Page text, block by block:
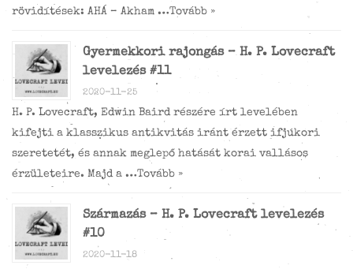
rövidítések: AHÁ – Akham …Tovább »
Gyermekkori rajongás – H. P. Lovecraft
levelezés #11
2020-11-25
H. P. Lovecraft, Edwin Baird részére írt levelében
kifejti a klasszikus antikvitás iránt érzett ifjúkori
szeretetét, és annak meglepő hatását korai vallásos
érzületeire. Majd a …Tovább »
Származás – H. P. Lovecraft levelezés
#10
2020-11-18